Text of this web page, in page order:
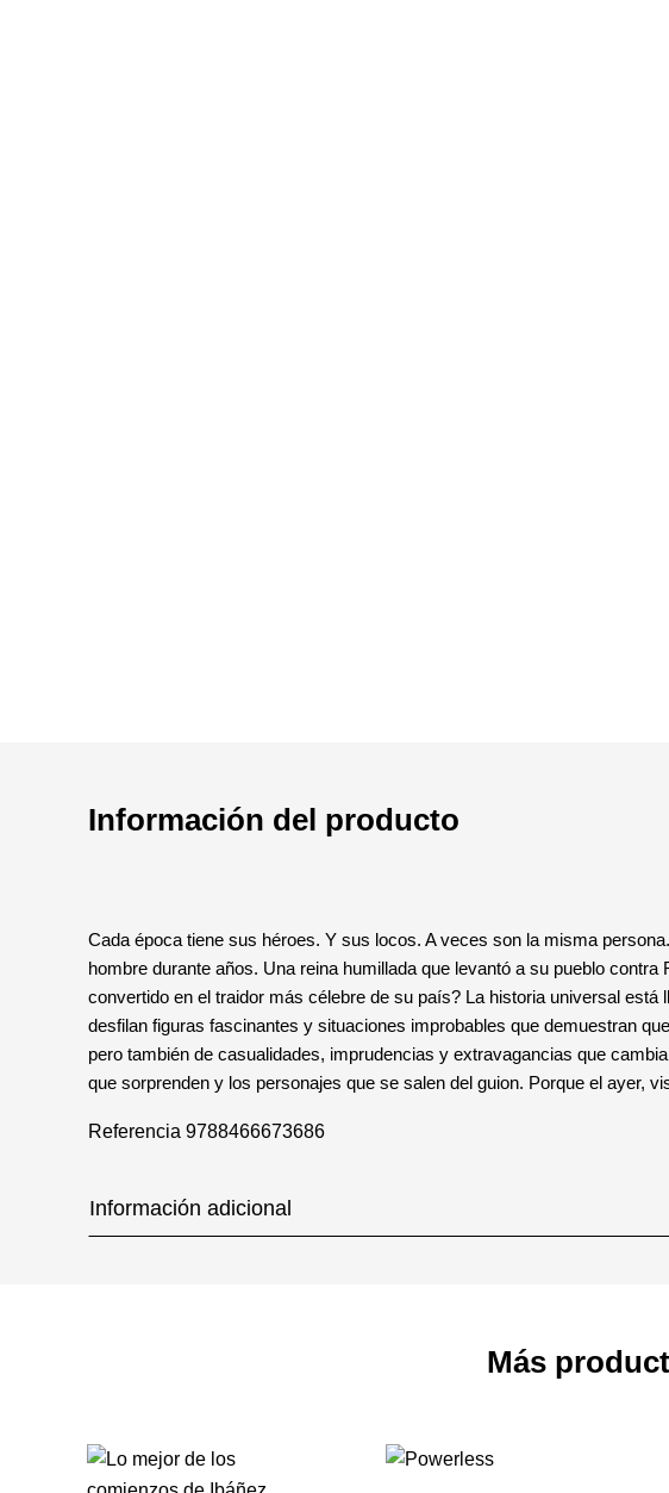
Información del producto
Cada época tiene sus héroes. Y sus locos. A veces son la misma
hombre durante años. Una reina humillada que levantó a su pueblo
convertido en el traidor más célebre de su país? La historia universal
desfilan figuras fascinantes y situaciones improbables que demuestran
pero también de casualidades, imprudencias y extravagancias que
que sorprenden y los personajes que se salen del guion. Porque el ayer,
Referencia 9788466673686
Información adicional
Más